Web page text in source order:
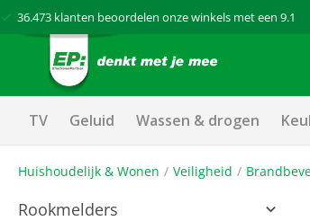
36.473 klanten beoordelen onze winkels met een 9.1
TV Geluid Wassen & drogen
Huishoudelijk & Wonen Veiligheid
Rookmelders